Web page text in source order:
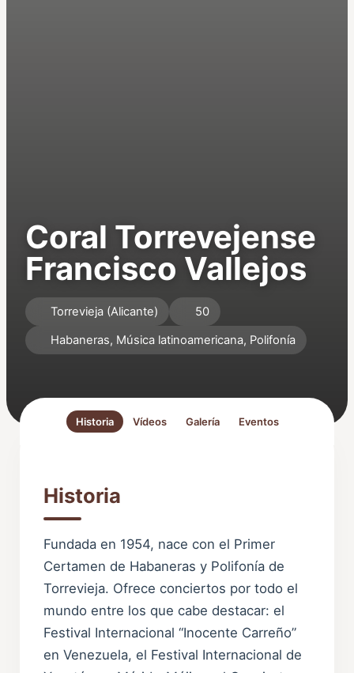
Coral Torrevejense
Francisco Vallejos
Torrevieja (Alicante)
50
Habaneras, Música latinoamericana, Polifonía
Historia Vídeos Galería Eventos
Historia
Fundada en 1954, nace con el Primer
Certamen de Habaneras y Polifonía de
Torrevieja. Ofrece conciertos por todo el
mundo entre los que cabe destacar: el
Festival Internacional “Inocente Carreño”
en Venezuela, el Festival Internacional de